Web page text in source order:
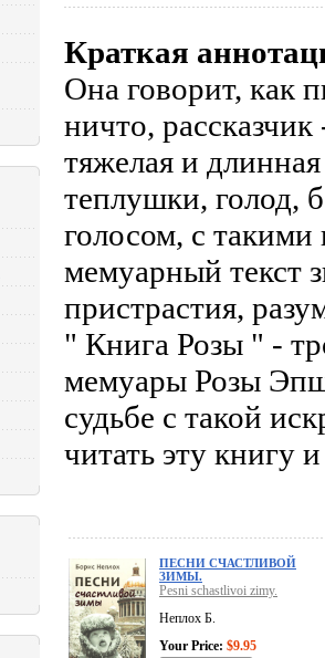
Краткая
Она говорит, как
ничто,
тяжелая и
теплушки, голод,
голосом, с
мемуарный текст
пристрастия,
" Книга Розы " -
мемуары Розы
судьбе с такой
читать эту книгу
ПЕСНИ СЧАСТЛИВОЙ
ЗИМЫ.
Pesni schastlivoi zimy.
Неплох Б.
Your Price: $9.95